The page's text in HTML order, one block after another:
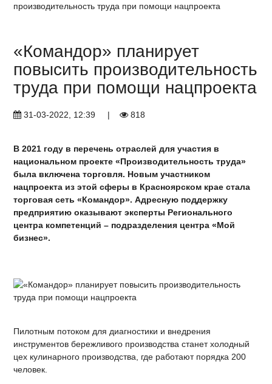
производительность труда при помощи нацпроекта
«Командор» планирует
повысить производительность
труда при помощи нацпроекта
31-03-2022, 12:39 | 818
В 2021 году в перечень отраслей для участия в
национальном проекте «Производительность труда»
была включена торговля. Новым участником
нацпроекта из этой сферы в Красноярском крае стала
торговая сеть «Командор». Адресную поддержку
предприятию оказывают эксперты Регионального
центра компетенций – подразделения центра «Мой
бизнес».
Пилотным потоком для диагностики и внедрения
инструментов бережливого производства станет холодный
цех кулинарного производства, где работают порядка 200
человек.